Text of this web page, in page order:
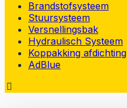
Brandstofsysteem
Stuursysteem
Versnellingsbak
Hydraulisch Systeem
Koppakking afdichting
AdBlue